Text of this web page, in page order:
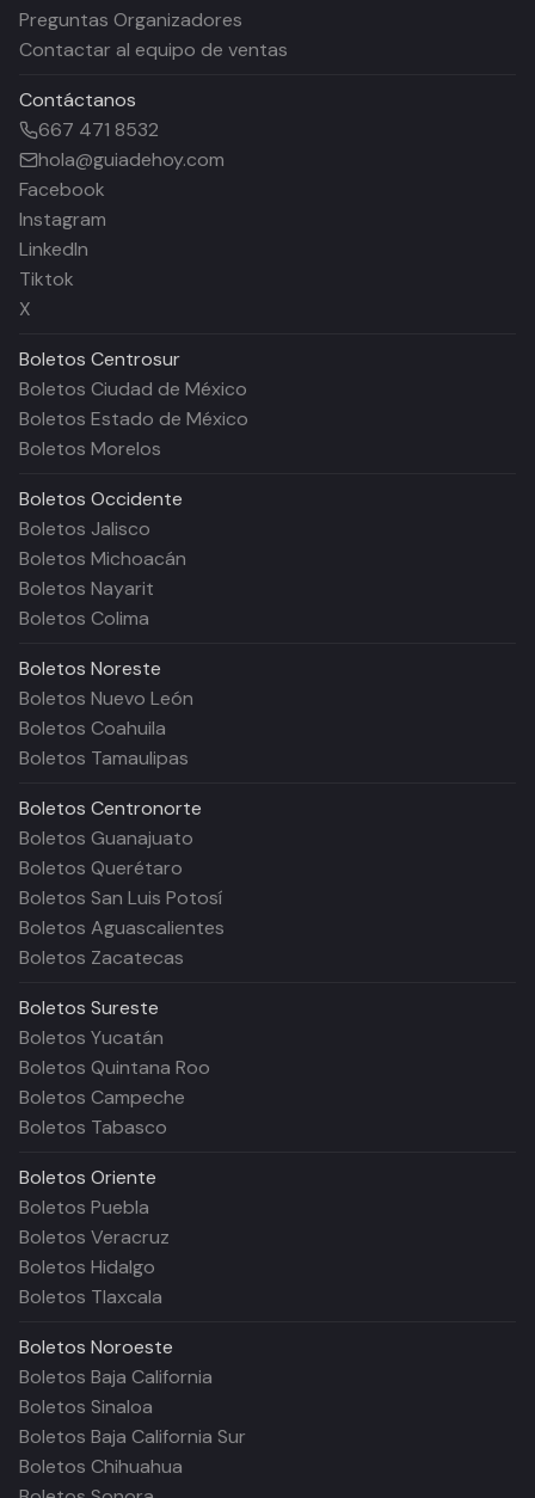
Preguntas Organizadores
Contactar al equipo de ventas
Contáctanos
667 471 8532
hola@guiadehoy.com
Facebook
Instagram
LinkedIn
Tiktok
X
Boletos Centrosur
Boletos Ciudad de México
Boletos Estado de México
Boletos Morelos
Boletos Occidente
Boletos Jalisco
Boletos Michoacán
Boletos Nayarit
Boletos Colima
Boletos Noreste
Boletos Nuevo León
Boletos Coahuila
Boletos Tamaulipas
Boletos Centronorte
Boletos Guanajuato
Boletos Querétaro
Boletos San Luis Potosí
Boletos Aguascalientes
Boletos Zacatecas
Boletos Sureste
Boletos Yucatán
Boletos Quintana Roo
Boletos Campeche
Boletos Tabasco
Boletos Oriente
Boletos Puebla
Boletos Veracruz
Boletos Hidalgo
Boletos Tlaxcala
Boletos Noroeste
Boletos Baja California
Boletos Sinaloa
Boletos Baja California Sur
Boletos Chihuahua